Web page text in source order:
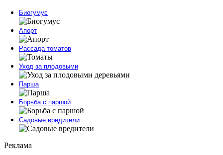
Биогумус
Апорт
Рассада томатов
Уход за плодовыми
Парша
Борьба с паршой
Садовые вредители
Реклама